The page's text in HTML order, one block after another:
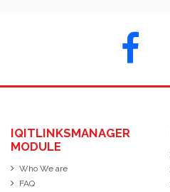
IQITLINKSMANAGER
MODULE
Who We are
FAQ